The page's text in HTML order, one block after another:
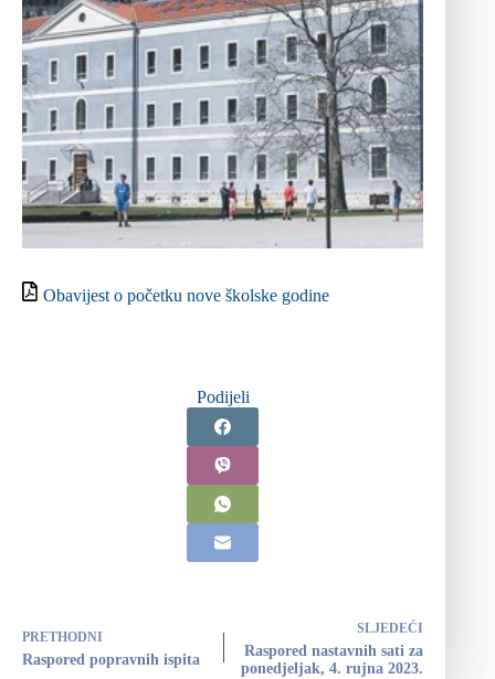
Obavijest o početku nove školske godine
Podijeli
PRETHODNI
Raspored popravnih ispita
SLJEDEĆI
Raspored nastavnih sati za
ponedjeljak, 4. rujna 2023.